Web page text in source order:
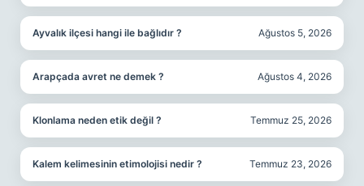
Ayvalık ilçesi hangi ile bağlıdır ? Ağustos 5, 2026
Arapçada avret ne demek ? Ağustos 4, 2026
Klonlama neden etik değil ? Temmuz 25, 2026
Kalem kelimesinin etimolojisi nedir ? Temmuz 23, 2026